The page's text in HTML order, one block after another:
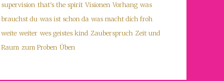
supervision that's the spirit Visionen Vorhang was
brauchst du was ist schon da was macht dich froh
weite weiter wes geistes kind Zauberspruch Zeit und
Raum zum Proben Üben